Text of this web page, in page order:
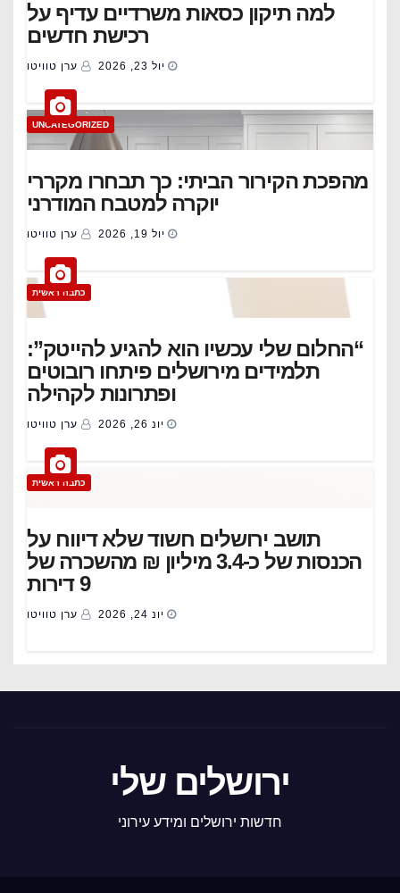
למה תיקון כסאות משרדיים עדיף על
רכישת חדשים
יול 23, 2026 ערן טוויטו
UNCATEGORIZED
מהפכת הקירור הביתי: כך תבחרו מקררי
יוקרה למטבח המודרני
יול 19, 2026 ערן טוויטו
כתבה ראשית
“החלום שלי עכשיו הוא להגיע להייטק”:
תלמידים מירושלים פיתחו רובוטים
ופתרונות לקהילה
יונ 26, 2026 ערן טוויטו
כתבה ראשית
תושב ירושלים חשוד שלא דיווח על
הכנסות של כ-3.4 מיליון ₪ מהשכרה של
9 דירות
יונ 24, 2026 ערן טוויטו
ירושלים שלי
חדשות ירושלים ומידע עירוני